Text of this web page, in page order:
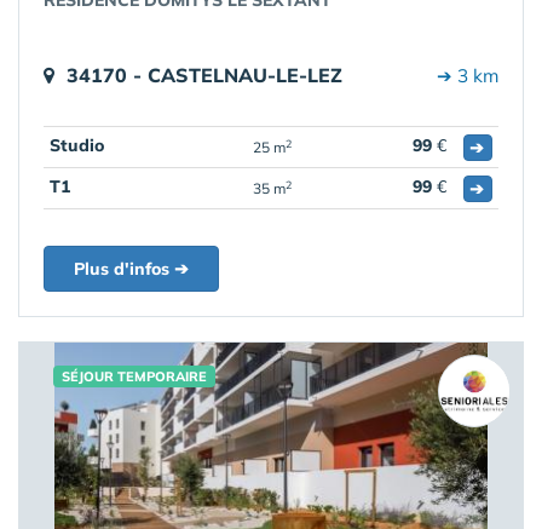
34170 - CASTELNAU-LE-LEZ ➔ 3 km
Studio 25 m2 99 €
➔
T1
35 m2 99 € ➔
Plus d'infos ➔
SÉJOUR TEMPORAIRE